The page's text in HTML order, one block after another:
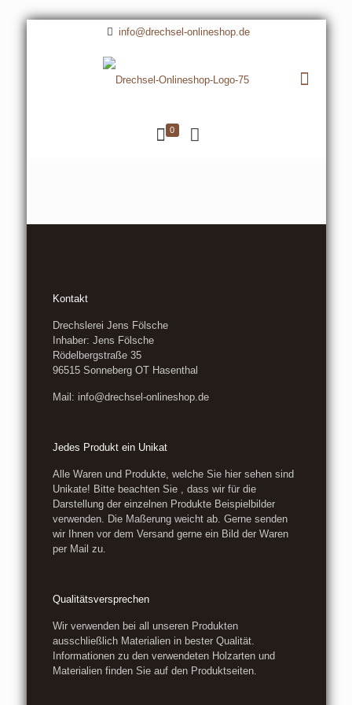
info@drechsel-onlineshop.de
0
Kontakt
Drechslerei Jens Fölsche
Inhaber: Jens Fölsche
Rödelbergstraße 35
96515 Sonneberg OT Hasenthal
Mail: info@drechsel-onlineshop.de
Jedes Produkt ein Unikat
Alle Waren und Produkte, welche Sie hier sehen sind
Unikate! Bitte beachten Sie , dass wir für die
Darstellung der einzelnen Produkte Beispielbilder
verwenden. Die Maßerung weicht ab. Gerne senden
wir Ihnen vor dem Versand gerne ein Bild der Waren
per Mail zu.
Qualitätsversprechen
Wir verwenden bei all unseren Produkten
ausschließlich Materialien in bester Qualität.
Informationen zu den verwendeten Holzarten und
Materialien finden Sie auf den Produktseiten.